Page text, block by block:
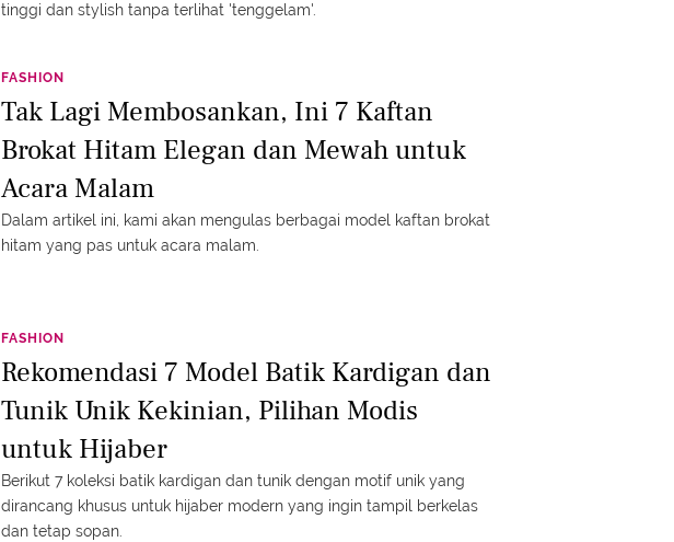
tinggi dan stylish tanpa terlihat 'tenggelam'.
FASHION
Tak Lagi Membosankan, Ini 7 Kaftan
Brokat Hitam Elegan dan Mewah untuk
Acara Malam
Dalam artikel ini, kami akan mengulas berbagai model kaftan brokat
hitam yang pas untuk acara malam.
FASHION
Rekomendasi 7 Model Batik Kardigan dan
Tunik Unik Kekinian, Pilihan Modis
untuk Hijaber
Berikut 7 koleksi batik kardigan dan tunik dengan motif unik yang
dirancang khusus untuk hijaber modern yang ingin tampil berkelas
dan tetap sopan.